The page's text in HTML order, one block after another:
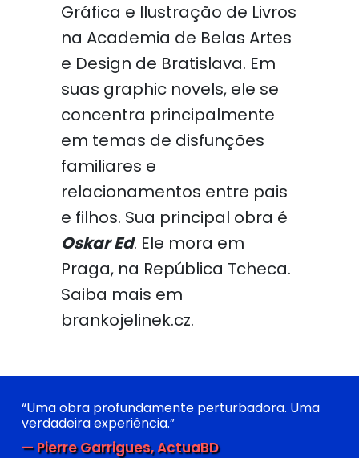
Gráfica e Ilustração de Livros
na Academia de Belas Artes
e Design de Bratislava. Em
suas graphic novels, ele se
concentra principalmente
em temas de disfunções
familiares e
relacionamentos entre pais
e filhos. Sua principal obra é
Oskar Ed. Ele mora em
Praga, na República Tcheca.
Saiba mais em
brankojelinek.cz.
“Uma obra profundamente perturbadora. Uma
verdadeira experiência.”
— Pierre Garrigues, ActuaBD